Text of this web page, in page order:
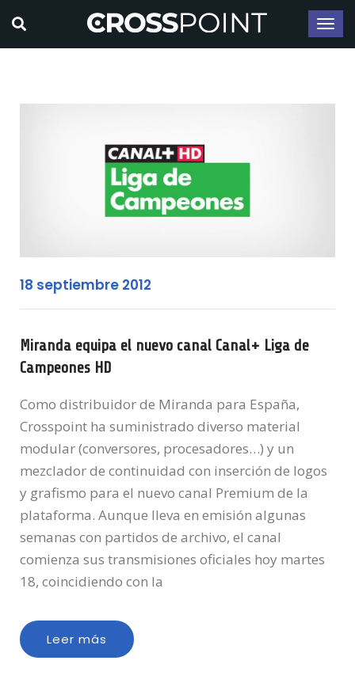
18 septiembre 2012
Miranda equipa el nuevo canal Canal+ Liga de
Campeones HD
Como distribuidor de Miranda para España,
Crosspoint ha suministrado diverso material
modular (conversores, procesadores…) y un
mezclador de continuidad con inserción de logos
y grafismo para el nuevo canal Premium de la
plataforma. Aunque lleva en emisión algunas
semanas con partidos de archivo, el canal
comienza sus transmisiones oficiales hoy martes
18, coincidiendo con la
Leer más